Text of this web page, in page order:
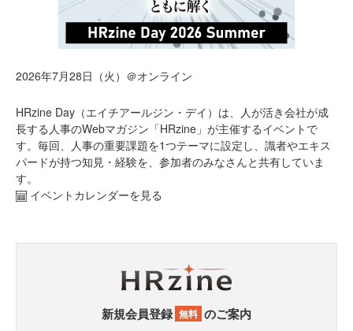
2026年7月28日（火）＠オンライン
HRzine Day（エイチアールジン・デイ）は、人が活き会社が成
長する人事のWebマガジン「HRzine」が主催するイベントで
す。毎回、人事の重要課題を1つテーマに設定し、識者やエキス
パードが持つ知見・経験を、参加者のみなさんと共有していま
す。
イベントカレンダーを見る
新規会員登録 無料 のご案内